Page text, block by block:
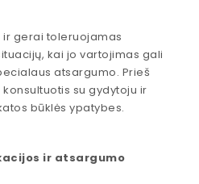
ir gerai toleruojamas
kai jo vartojimas gali
atsargumo. Prieš
su gydytoju ir
būklės ypatybes.
ir atsargumo